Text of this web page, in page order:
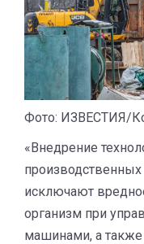
Фото: ИЗВЕСТИЯ/
«Внедрение
исключают
организм при
машинами, а также